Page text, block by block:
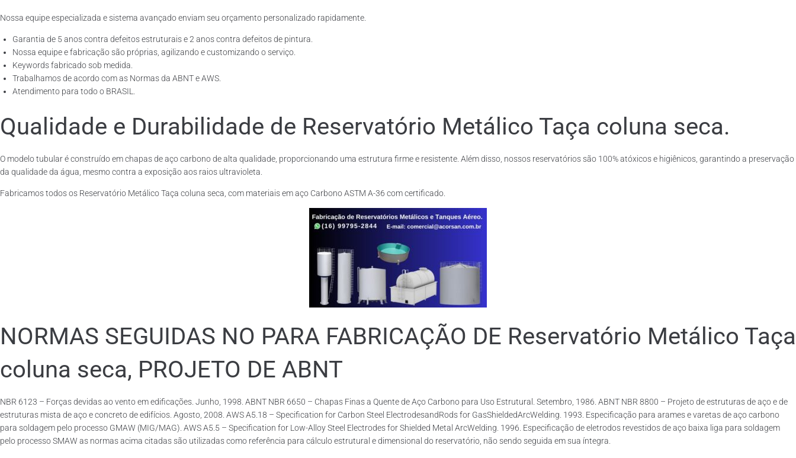
Nossa equipe especializada e sistema avançado enviam seu orçamento personalizado rapidamente.
Garantia de 5 anos contra defeitos estruturais e 2 anos contra defeitos de pintura.
Nossa equipe e fabricação são próprias, agilizando e customizando o serviço.
Keywords fabricado sob medida.
Trabalhamos de acordo com as Normas da ABNT e AWS.
Atendimento para todo o BRASIL.
Qualidade e Durabilidade de Reservatório Metálico Taça coluna seca.
O modelo tubular é construído em chapas de aço carbono de alta qualidade, proporcionando uma estrutura firme e resistente. Além disso, nossos reservatórios são 100% atóxicos e higiênicos, garantindo a preservação
da qualidade da água, mesmo contra a exposição aos raios ultravioleta.
Fabricamos todos os Reservatório Metálico Taça coluna seca, com materiais em aço Carbono ASTM A-36 com certificado.
NORMAS SEGUIDAS NO PARA FABRICAÇÃO DE Reservatório Metálico Taça
coluna seca, PROJETO DE ABNT
NBR 6123 – Forças devidas ao vento em edificações. Junho, 1998. ABNT NBR 6650 – Chapas Finas a Quente de Aço Carbono para Uso Estrutural. Setembro, 1986. ABNT NBR 8800 – Projeto de estruturas de aço e de
estruturas mista de aço e concreto de edifícios. Agosto, 2008. AWS A5.18 – Specification for Carbon Steel ElectrodesandRods for GasShieldedArcWelding. 1993. Especificação para arames e varetas de aço carbono
para soldagem pelo processo GMAW (MIG/MAG). AWS A5.5 – Specification for Low-Alloy Steel Electrodes for Shielded Metal ArcWelding. 1996. Especificação de eletrodos revestidos de aço baixa liga para soldagem
pelo processo SMAW as normas acima citadas são utilizadas como referência para cálculo estrutural e dimensional do reservatório, não sendo seguida em sua íntegra.